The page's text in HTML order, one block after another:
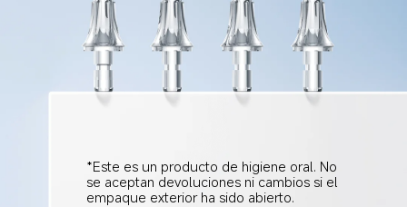
*Este es un producto de higiene oral. No
se aceptan devoluciones ni cambios si el
empaque exterior ha sido abierto.